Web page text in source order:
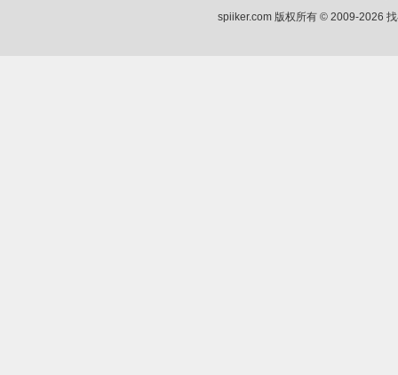
spiiker.com 版权所有 © 2009-2026